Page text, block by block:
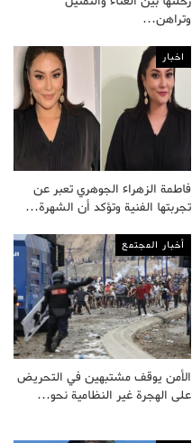
وتراهن…
اخبار
فاطمة الزهراء الجوهري تعبر عن
تجربتها الفنية وتؤكد أن الشهرة…
أخبار المجتمع
الأمن يوقف مشتبهين في التحريض
على الهجرة غير النظامية نحو…